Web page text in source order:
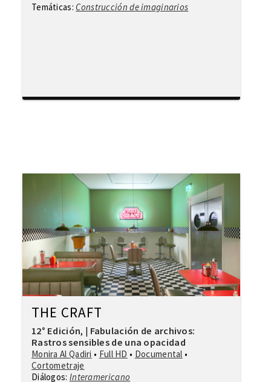
Temáticas: Construcción de imaginarios
THE CRAFT
12° Edición, | Fabulación de archivos:
Rastros sensibles de una opacidad
Monira Al Qadiri • Full HD • Documental •
Cortometraje
Diálogos: Interamericano